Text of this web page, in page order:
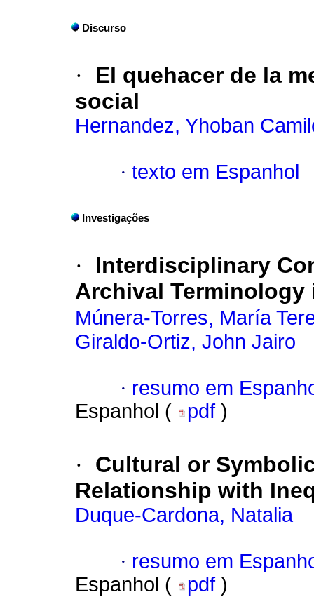
Discurso
·
El quehacer de la
social
Hernandez, Yhoban
· texto em Espanhol
Investigações
·
Interdisciplinary
Archival Terminology
Múnera-Torres, María
Giraldo-Ortiz, John Jairo
· resumo em
Espanhol (
pdf )
·
Cultural or
Relationship with
Duque-Cardona, Natalia
· resumo em
Espanhol (
pdf )